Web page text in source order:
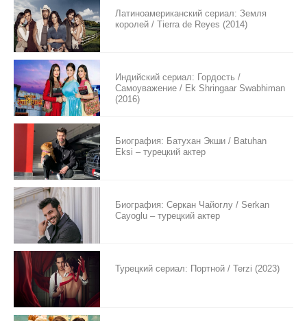
Латиноамериканский сериал: Земля
королей / Tierra de Reyes (2014)
Индийский сериал: Гордость /
Самоуважение / Ek Shringaar Swabhiman
(2016)
Биография: Батухан Экши / Batuhan
Eksi – турецкий актер
Биография: Серкан Чайоглу / Serkan
Cayoglu – турецкий актер
Турецкий сериал: Портной / Terzi (2023)